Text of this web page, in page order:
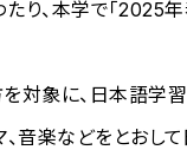
たり、本学で「2025
対象に、日本語学
音楽などをとお